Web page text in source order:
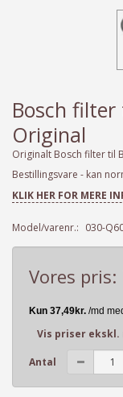
Bosch filter
Original
Originalt Bosch filter til
Bestillingsvare - kan
KLIK HER FOR MERE
Model/varenr.: 030-
Vores pris:
Vis priser ekskl.
Antal